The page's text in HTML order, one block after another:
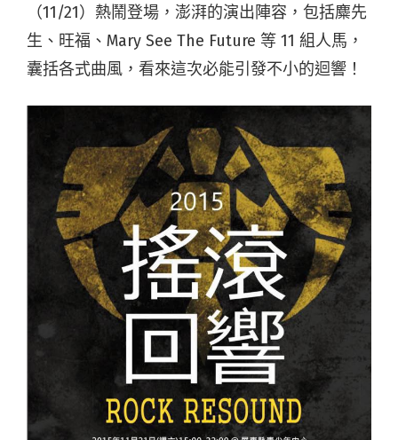
（11/21）熱鬧登場，澎湃的演出陣容，包括麋先
生、旺福、Mary See The Future 等 11 組人馬，
囊括各式曲風，看來這次必能引發不小的迴響！